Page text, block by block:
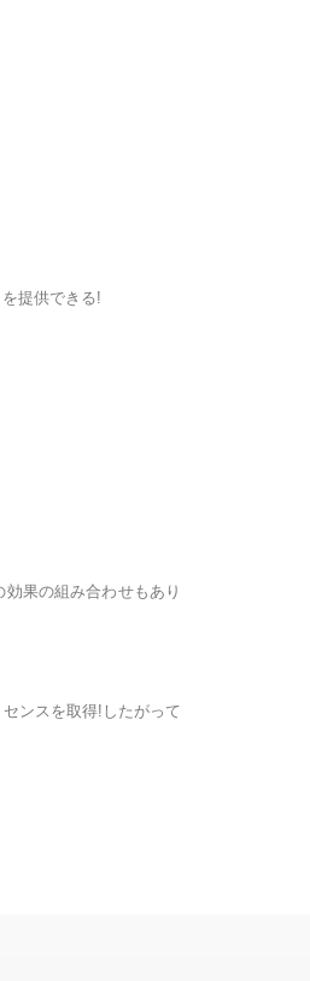
提供できる!
果の組み合わせもあり
ンスを取得!したがって